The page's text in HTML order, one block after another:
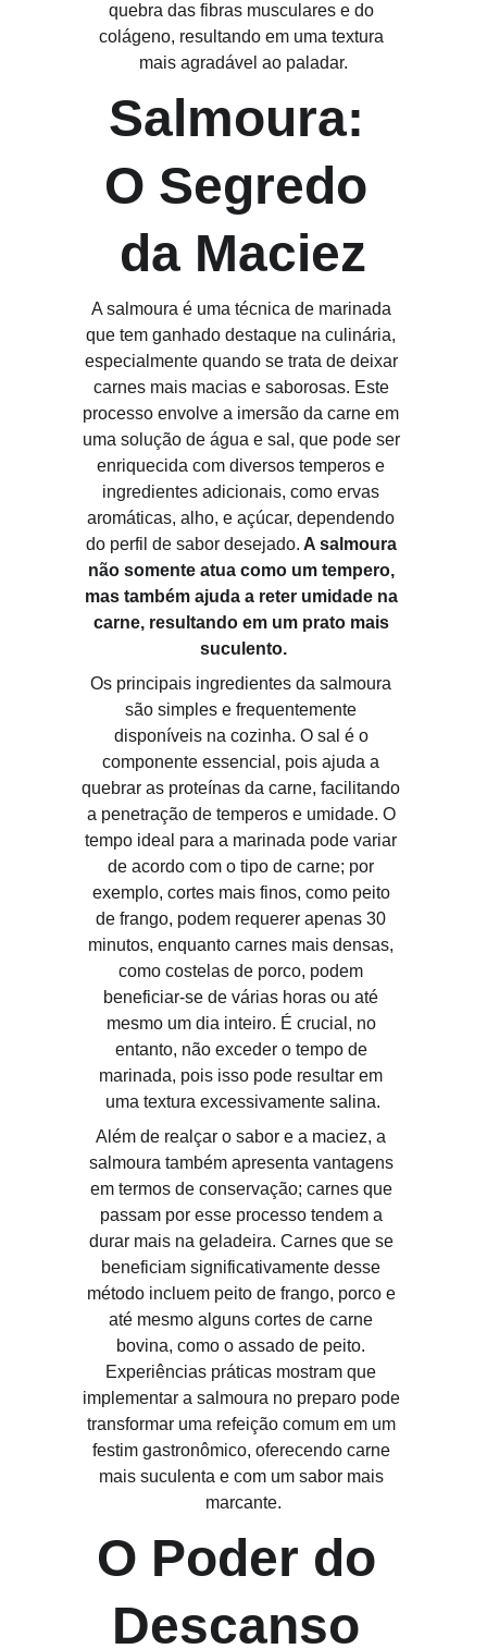
quebra das fibras musculares e do
colágeno, resultando em uma textura
mais agradável ao paladar.
Salmoura:
O Segredo
da Maciez
A salmoura é uma técnica de marinada
que tem ganhado destaque na culinária,
especialmente quando se trata de deixar
carnes mais macias e saborosas. Este
processo envolve a imersão da carne em
uma solução de água e sal, que pode ser
enriquecida com diversos temperos e
ingredientes adicionais, como ervas
aromáticas, alho, e açúcar, dependendo
do perfil de sabor desejado. A salmoura
não somente atua como um tempero,
mas também ajuda a reter umidade na
carne, resultando em um prato mais
suculento.
Os principais ingredientes da salmoura
são simples e frequentemente
disponíveis na cozinha. O sal é o
componente essencial, pois ajuda a
quebrar as proteínas da carne, facilitando
a penetração de temperos e umidade. O
tempo ideal para a marinada pode variar
de acordo com o tipo de carne; por
exemplo, cortes mais finos, como peito
de frango, podem requerer apenas 30
minutos, enquanto carnes mais densas,
como costelas de porco, podem
beneficiar-se de várias horas ou até
mesmo um dia inteiro. É crucial, no
entanto, não exceder o tempo de
marinada, pois isso pode resultar em
uma textura excessivamente salina.
Além de realçar o sabor e a maciez, a
salmoura também apresenta vantagens
em termos de conservação; carnes que
passam por esse processo tendem a
durar mais na geladeira. Carnes que se
beneficiam significativamente desse
método incluem peito de frango, porco e
até mesmo alguns cortes de carne
bovina, como o assado de peito.
Experiências práticas mostram que
implementar a salmoura no preparo pode
transformar uma refeição comum em um
festim gastronômico, oferecendo carne
mais suculenta e com um sabor mais
marcante.
O Poder do
Descanso